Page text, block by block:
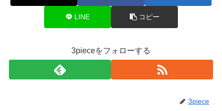
LINE コピー
3pieceをフォローする
3piece